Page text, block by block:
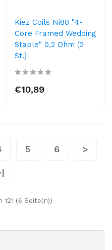
Kiez Coils Ni80 "4-
Core Framed Wedding
Staple" 0,2 Ohm (2
St.)
€10,89
5 6 >
121 (6 Seite(n))